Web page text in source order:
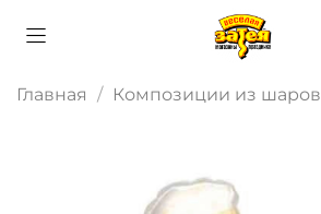
Главная Композиции из шаров